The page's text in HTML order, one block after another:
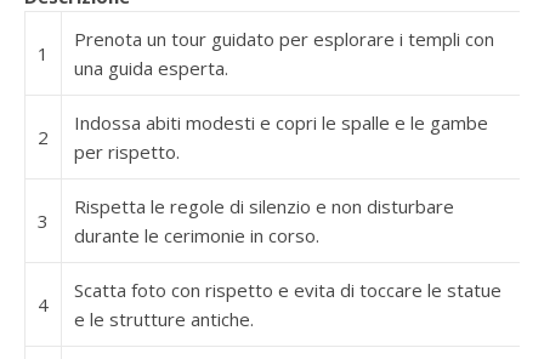
1
Prenota un tour guidato per esplorare i templi con
una guida esperta.
2
Indossa abiti modesti e copri le spalle e le gambe
per rispetto.
3
Rispetta le regole di silenzio e non disturbare
durante le cerimonie in corso.
4
Scatta foto con rispetto e evita di toccare le statue
e le strutture antiche.